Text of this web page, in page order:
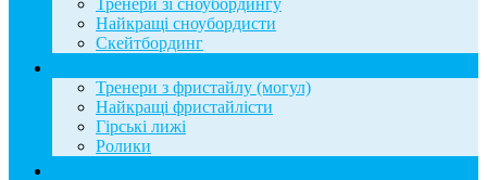
Тренери зі сноубордингу
Найкращі сноубордисти
Скейтбординг
Тренери з фристайлу (могул)
Найкращі фристайлісти
Гірські лижі
Ролики